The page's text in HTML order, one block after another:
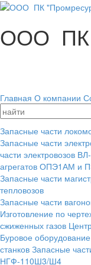
ООО ПК
Главная О компании
Запасные части
Запасные части
части электровозов
агрегатов ОПЭ1АМ и
Запасные части
тепловозов
Запасные части
Изготовление по
сжиженных газов
Буровое оборудование
станков Запасные
НГФ-110Ш3/Ш4